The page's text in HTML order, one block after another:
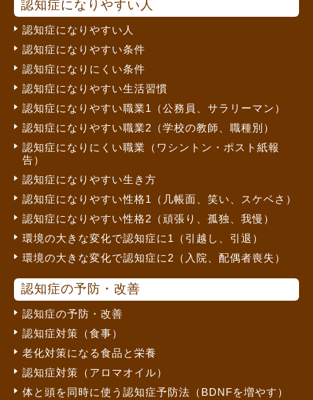
認知症になりやすい人
認知症になりやすい人
認知症になりやすい条件
認知症になりにくい条件
認知症になりやすい生活習慣
認知症になりやすい職業1（公務員、サラリーマン）
認知症になりやすい職業2（学校の教師、職種別）
認知症になりにくい職業（ワシントン・ポスト紙報
告）
認知症になりやすい生き方
認知症になりやすい性格1（几帳面、笑い、スケベさ）
認知症になりやすい性格2（頑張り、孤独、我慢）
環境の大きな変化で認知症に1（引越し、引退）
環境の大きな変化で認知症に2（入院、配偶者喪失）
認知症の予防・改善
認知症の予防・改善
認知症対策（食事）
老化対策になる食品と栄養
認知症対策（アロマオイル）
体と頭を同時に使う認知症予防法（BDNFを増やす）